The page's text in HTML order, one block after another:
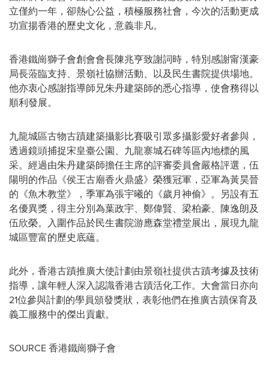
立僅約一年，卻熱心公益，積極服務社會，今次的活動更成
功宣揚香港的歷史文化，意義非凡。
香港鐵崗獅子會創會會長陳兆亨致謝詞時，特別感謝甯漢豪
局長蒞臨支持、景嶺社協辦活動、以及民生書院提供場地。
他亦衷心感謝指導師兄朱丹建築師的悉心指導，使會務得以
順利發展。
九龍城區古物古蹟建築攝影比賽吸引眾多攝影愛好者參與，
透過鏡頭捕捉宋皇臺公園、九龍寨城石碑等區內地標的風
采。經過由朱丹建築師擔任主席的評審委員會嚴格評選，伍
陽明的作品《侯王古廟香火鼎盛》榮獲冠軍，亞軍為黃昊晉
的《魚木教堂》，季軍為張宇曦的《歲月神偷》。另設有五
名優異獎，得主分別為葉政宇、鄭偉賢、梁柏豪、陳逸朗及
伍欣榮。入圍作品於民生書院游應森堂禮堂展出，展現九龍
城區豐富的歷史底蘊。
此外，香港古蹟推廣大使計劃由景嶺社提供古蹟考據及技術
指導，讓年輕人深入認識香港古蹟活化工作。大會當日亦向
21位參與計劃的學員頒發獎狀，表彰他們在推廣古蹟保育及
義工服務中的傑出貢獻。
SOURCE 香港鐵崗獅子會